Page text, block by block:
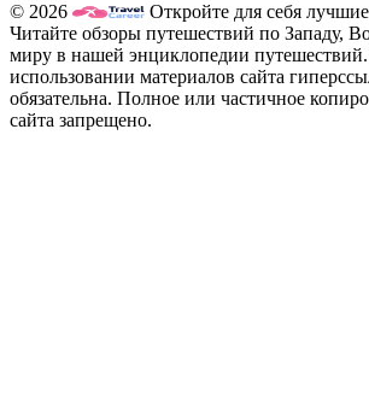
© 2026
Откройте для себя
Читайте обзоры путешествий по Западу,
миру в нашей энциклопедии
использовании материалов сайта
обязательна. Полное или частичное
сайта запрещено.